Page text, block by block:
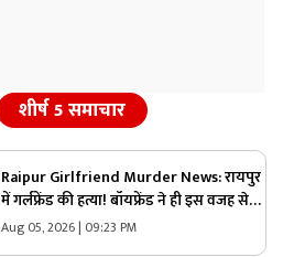
शीर्ष 5 समाचार
Raipur Girlfriend Murder News: रायपुर
में गर्लफ्रेंड की हत्या! बॉयफ्रेंड ने ही इस वजह से
उतारा मौत के घाट, 6 महीने से रह रहे थे लिव इन
Aug 05, 2026 | 09:23 PM